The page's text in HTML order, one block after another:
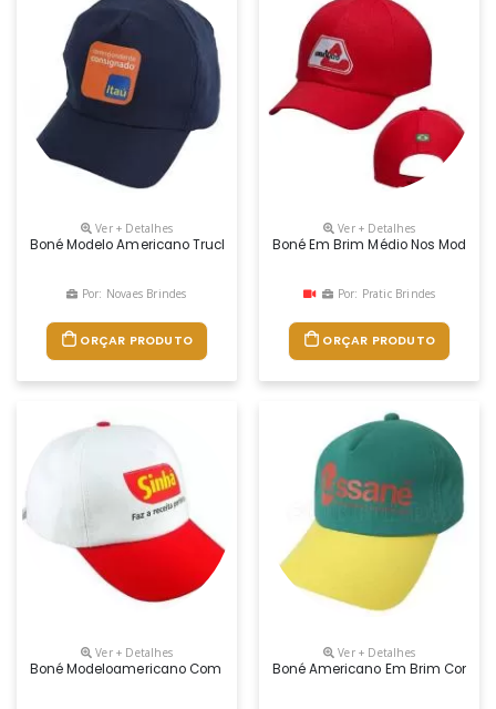
Ver + Detalhes
Boné Modelo Americano Truck Em Microfibra Ou Brim Com Regulador
Por: Novaes Brindes
ORÇAR PRODUTO
Ver + Detalhes
Boné Em Brim Médio Nos
Por: Pratic Brindes
ORÇAR PRODUTO
Ver + Detalhes
Boné Modeloamericano Com Regulador Na Nuca De Velcro Ou Fivela
Ver + Detalhes
Boné Americano Em Brim Com